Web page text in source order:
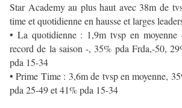
Star Academy au plus haut avec 38m de
time et quotidienne en hausse et larges
• La quotidienne : 1,9m tvsp en moyenne
record de la saison -, 35% pda Frda,-50,
pda 15-34
• Prime Time : 3,6m de tvsp en moyenne,
pda 25-49 et 41% pda 15-34